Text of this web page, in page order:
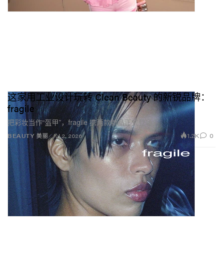
BEAUTY 美丽
这家用工业设计玩转 Clean Beauty 的新锐品牌：
fragile
把彩妆当作“盔甲”，fragile 携两款新品正式登场。
Jul 2, 2026 1.2K 0